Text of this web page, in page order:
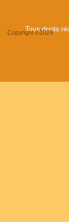
Tous droits
Copyright ©2026